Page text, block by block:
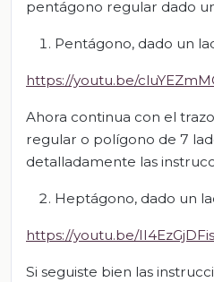
pentágono regular dado
Pentágono, dado un
https://youtu.be/
Ahora continua con el
regular o polígono de 7
detalladamente las
Heptágono, dado un
https://youtu.be/II4EzGjDFis
Si seguiste bien las